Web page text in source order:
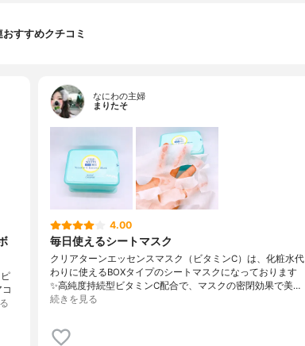
おすすめクチコミ
なにわの主婦
まりたそ
4.00
毎日使えるシートマスク
クリアターンエッセンスマスク（ビタミンC）は、化粧水代
わりに使えるBOXタイプのシートマスクになっております
✨高純度持続型ビタミンC配合で、マスクの密閉効果で美…
続きを見る